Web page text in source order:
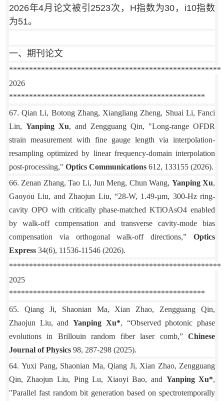
2026年4月论文被引2523次，H指数为30，i10指数
为51。
一、期刊论文
2026
*************************************************
67.Qian Li, Botong Zhang, Xiangliang Zheng, Shuai Li, Fanci
Lin, Yanping Xu, and Zengguang Qin, "Long-range OFDR
strain measurement with fine gauge length via interpolation-
resampling optimized by linear frequency-domain interpolation
post-processing," Optics Communications612, 133155 (2026).
66. Zenan Zhang, Tao Li, Jun Meng, Chun Wang, Yanping Xu,
Gaoyou Liu, and Zhaojun Liu, “28-W, 1.49-µm, 300-Hz ring-
cavity OPO with critically phase-matched KTiOAsO4 enabled
by walk-off compensation and transverse cavity-mode bias
compensation via orthogonal walk-off directions,”
Optics
Express34(6), 11536-11546 (2026).
2025
*************************************************
65. Qiang Ji, Shaonian Ma, Xian Zhao, Zengguang Qin,
Zhaojun Liu, andYanping Xu*, “Observed photonic phase
evolutions in Brillouin random fiber laser comb,”Chinese
Journal of Physics98, 287-298 (2025).
64.Yuxi Pang, Shaonian Ma,Qiang Ji, Xian Zhao, Zengguang
Qin, Zhaojun Liu, Ping Lu, Xiaoyi Bao, and Yanping Xu*,
"Parallel fast random bit generation based on spectrotemporally